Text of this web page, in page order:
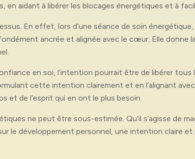
aidant à libérer les blocages énergétiques et à
En effet, lors d’une séance de soin
ancrée et alignée avec le cœur. Elle donne
en soi, l’intention pourrait être de libérer
cette intention clairement et en l’alignant
et de l’esprit qui en ont le plus besoin.
ne peut être sous-estimée. Qu’il s’agisse de
le développement personnel, une intention claire